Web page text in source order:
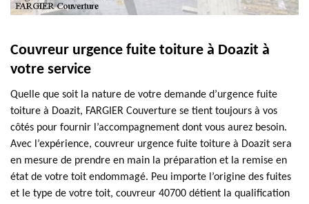
Couvreur urgence fuite toiture à Doazit à
votre service
Quelle que soit la nature de votre demande d’urgence fuite
toiture à Doazit, FARGIER Couverture se tient toujours à vos
côtés pour fournir l’accompagnement dont vous aurez besoin.
Avec l’expérience, couvreur urgence fuite toiture à Doazit sera
en mesure de prendre en main la préparation et la remise en
état de votre toit endommagé. Peu importe l’origine des fuites
et le type de votre toit, couvreur 40700 détient la qualification